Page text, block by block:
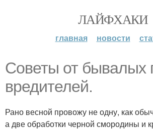
ЛАЙФХАКИ
главная новости
Советы от бывалых
вредителей.
Рано весной провожу не одну, как
а две обработки черной смородины и